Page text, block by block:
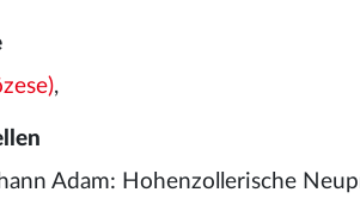
,
Adam: Hohenzollerische